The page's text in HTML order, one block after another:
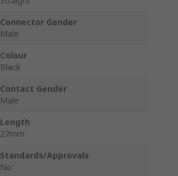
Connector Gender
Male
Colour
Black
Contact Gender
Male
Length
27mm
Standards/Approvals
No